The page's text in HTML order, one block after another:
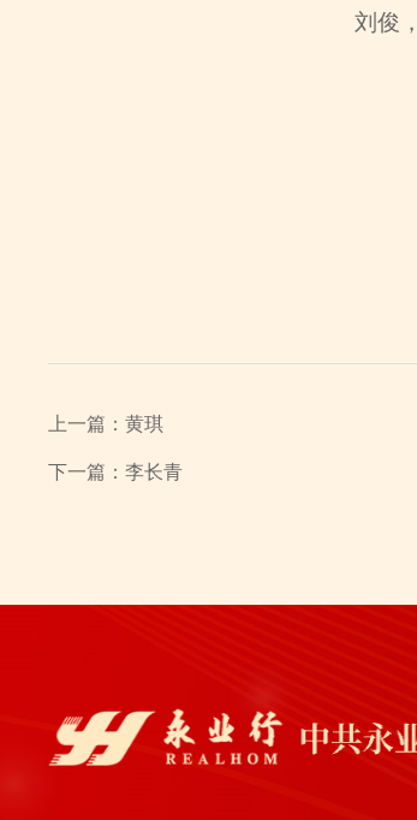
刘俊
上一篇：黄琪
下一篇：李长青